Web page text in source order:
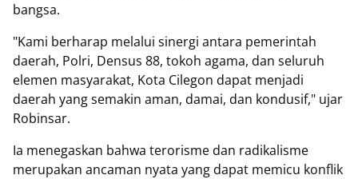
bangsa.
"Kami berharap melalui sinergi antara pemerintah
daerah, Polri, Densus 88, tokoh agama, dan seluruh
elemen masyarakat, Kota Cilegon dapat menjadi
daerah yang semakin aman, damai, dan kondusif," ujar
Robinsar.
Ia menegaskan bahwa terorisme dan radikalisme
merupakan ancaman nyata yang dapat memicu konflik